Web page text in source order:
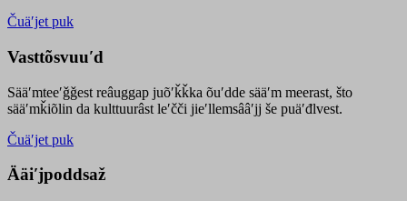
Čuäʹjet puk
Vasttõsvuuʹd
Sääʹmteeʹǧǧest reâuggap juõʹǩǩka õuʹdde sääʹm meerast, što
sääʹmǩiõlin da kulttuurâst leʹčči jieʹllemsââʹjj še puäʹđlvest.
Čuäʹjet puk
Ääiʹjpoddsaž